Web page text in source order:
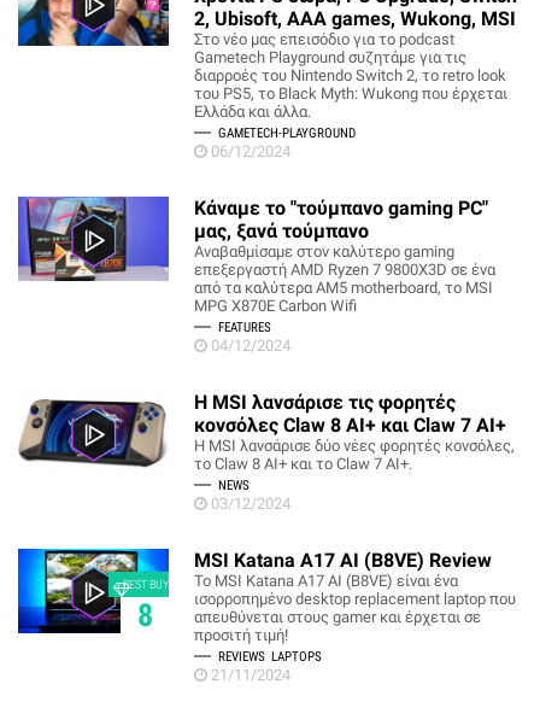
2, Ubisoft, AAA games, Wukong, MSI
Στο νέο μας επεισόδιο για το podcast
Gametech Playground συζητάμε για τις
διαρροές του Nintendo Switch 2, το retro look
του PS5, το Black Myth: Wukong που έρχεται
Ελλάδα και άλλα.
GAMETECH-PLAYGROUND
06/12/2024
Κάναμε το "τούμπανο gaming PC"
μας, ξανά τούμπανο
Αναβαθμίσαμε στον καλύτερο gaming
επεξεργαστή AMD Ryzen 7 9800X3D σε ένα
από τα καλύτερα AM5 motherboard, το MSI
MPG X870E Carbon Wifi
FEATURES
04/12/2024
Η MSI λανσάρισε τις φορητές
κονσόλες Claw 8 AI+ και Claw 7 AI+
H MSI λανσάρισε δύο νέες φορητές κονσόλες,
το Claw 8 AI+ και το Claw 7 AI+.
NEWS
03/12/2024
BEST BUY
8
MSI Katana A17 AI (B8VE) Review
Το MSI Katana A17 AI (B8VE) είναι ένα
ισορροπημένο desktop replacement laptop που
απευθύνεται στους gamer και έρχεται σε
προσιτή τιμή!
REVIEWS LAPTOPS
21/11/2024